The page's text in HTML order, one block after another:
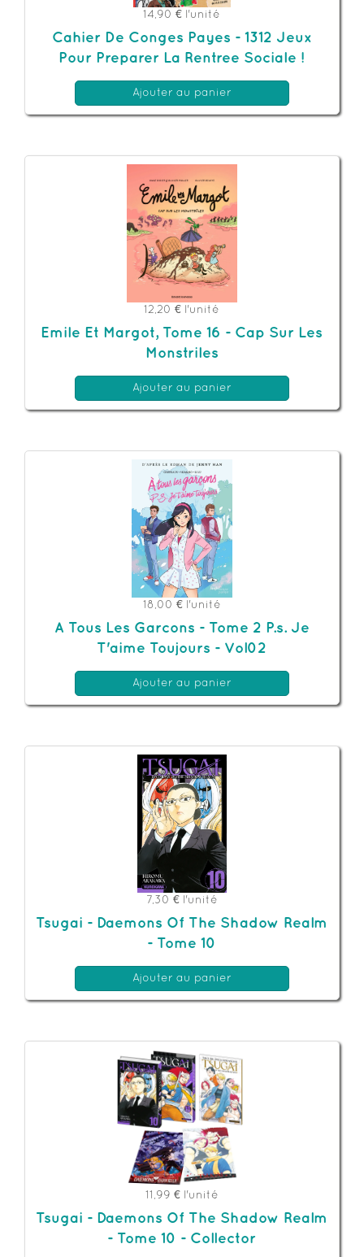
14,90 € l'unité
Cahier De Conges Payes - 1312 Jeux
Pour Preparer La Rentree Sociale !
Ajouter au panier
12,20 € l'unité
Emile Et Margot, Tome 16 - Cap Sur Les
Monstriles
Ajouter au panier
18,00 € l'unité
A Tous Les Garcons - Tome 2 P.s. Je
T'aime Toujours - Vol02
Ajouter au panier
7,30 € l'unité
Tsugai - Daemons Of The Shadow Realm
- Tome 10
Ajouter au panier
11,99 € l'unité
Tsugai - Daemons Of The Shadow Realm
- Tome 10 - Collector